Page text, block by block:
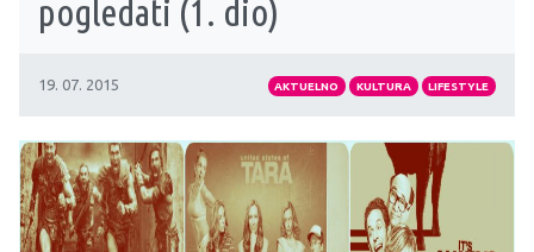
pogledati (1. dio)
19. 07. 2015 AKTUELNO KULTURA LIFESTYLE